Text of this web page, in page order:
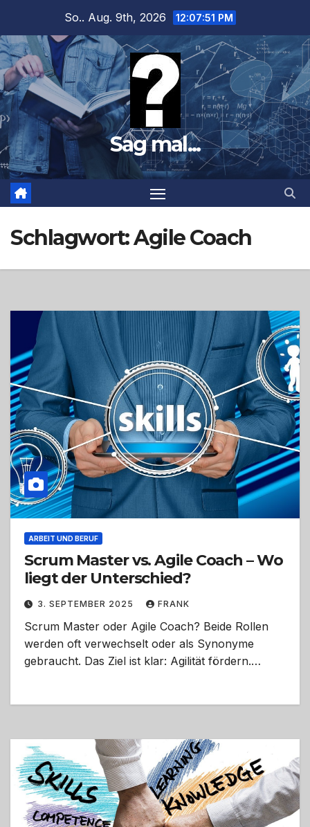
springen
So.. Aug. 9th, 2026 12:07:52 PM
Sag mal...
Schlagwort:Agile Coach
ARBEIT UND BERUF
Scrum Master vs. Agile Coach – Wo
liegt der Unterschied?
3. SEPTEMBER 2025 FRANK
Scrum Master oder Agile Coach? Beide Rollen
werden oft verwechselt oder als Synonyme
gebraucht. Das Ziel ist klar: Agilität fördern.…